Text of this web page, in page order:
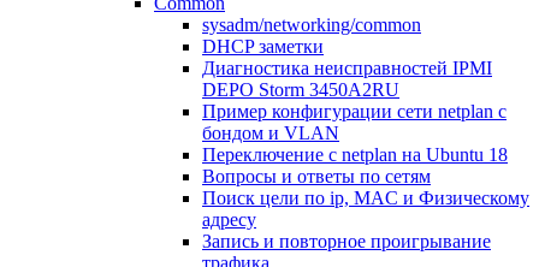
sysadm/networking/common
DHCP заметки
Диагностика неисправностей IPMI
DEPO Storm 3450A2RU
Пример конфигурации сети netplan с
бондом и VLAN
Переключение с netplan на Ubuntu 18
Вопросы и ответы по сетям
Поиск цели по ip, MAC и Физическому
адресу
Запись и повторное проигрывание
трафика